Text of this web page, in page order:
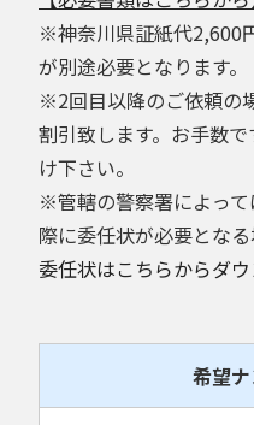
※神奈川県証紙代2,600
が別途必要となります。
※2回目以降のご依頼の
割引致します。お手数
け下さい。
※管轄の警察署によっ
際に委任状が必要となる
委任状はこちらからダウ
希望